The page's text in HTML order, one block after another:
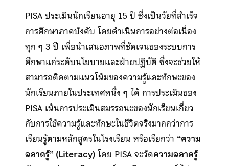
PISA ประเมินนักเรียนอายุ 15 ปี ซึ่งเป็นวัยที่สำเร็จ
การศึกษาภาคบังคับ โดยดำเนินการอย่างต่อเนื่อง
ทุก ๆ 3 ปี เพื่อนำเสนอภาพที่ชัดเจนของระบบการ
ศึกษาแก่ระดับนโยบายและฝ่ายปฏิบัติ ซึ่งจะช่วยให้
สามารถติดตามแนวโน้มของความรู้และทักษะของ
นักเรียนภายในประเทศหนึ่ง ๆ ได้ การประเมินของ
PISA เน้นการประเมินสมรรถนะของนักเรียนเกี่ยว
กับการใช้ความรู้และทักษะในชีวิตจริงมากกว่าการ
เรียนรู้ตามหลักสูตรในโรงเรียน หรือเรียกว่า “ความ
ฉลาดรู้” (Literacy)โดย PISA จะวัดความฉลาดรู้